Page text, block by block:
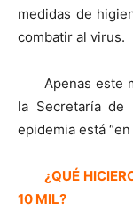
medidas de
combatir al virus.
Apenas este
la Secretaría de
epidemia está
¿QUÉ
10 MIL?